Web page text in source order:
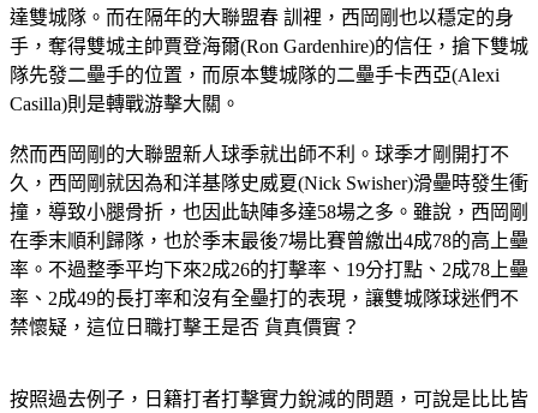
達雙城隊。而在隔年的大聯盟春 訓裡，西岡剛也以穩定的身
手，奪得雙城主帥賈登海爾(Ron Gardenhire)的信任，搶下雙城
隊先發二壘手的位置，而原本雙城隊的二壘手卡西亞(Alexi
Casilla)則是轉戰游擊大關。
然而西岡剛的大聯盟新人球季就出師不利。球季才剛開打不
久，西岡剛就因為和洋基隊史威夏(Nick Swisher)滑壘時發生衝
撞，導致小腿骨折，也因此缺陣多達58場之多。雖說，西岡剛
在季末順利歸隊，也於季末最後7場比賽曾繳出4成78的高上壘
率。不過整季平均下來2成26的打擊率、19分打點、2成78上壘
率、2成49的長打率和沒有全壘打的表現，讓雙城隊球迷們不
禁懷疑，這位日職打擊王是否 貨真價實？
按照過去例子，日籍打者打擊實力銳減的問題，可說是比比皆